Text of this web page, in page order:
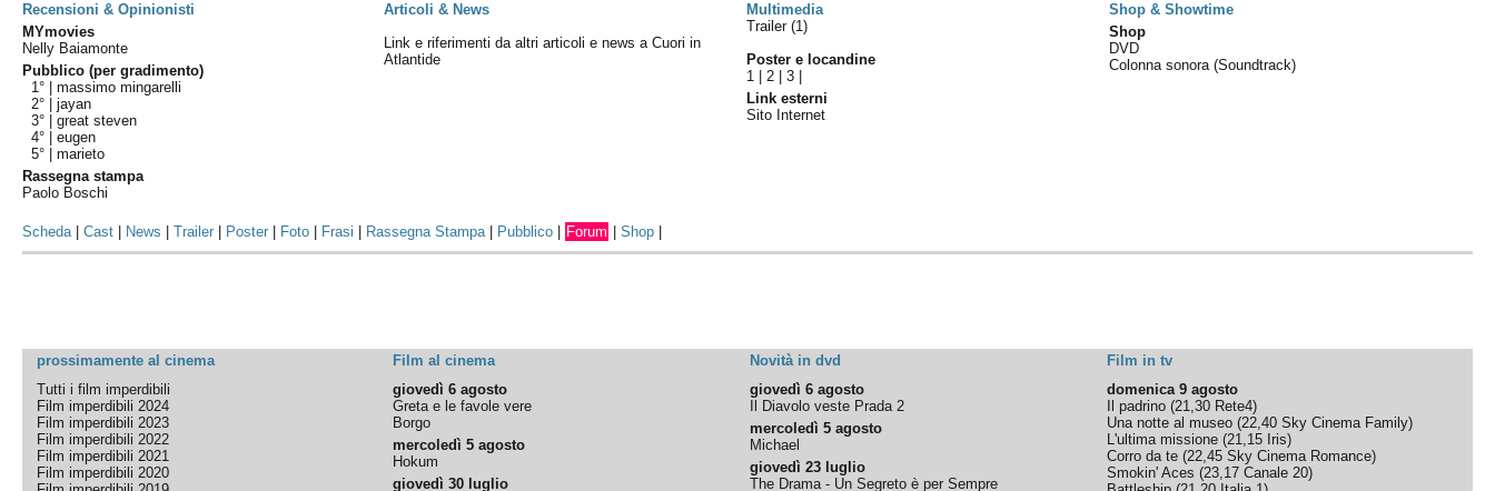
Recensioni & Opinionisti
Articoli & News Multimedia
Shop & Showtime
MYmovies
Nelly Baiamonte
Pubblico (per gradimento)
1° |massimo mingarelli
2° |jayan
3° |great steven
4° |eugen
5° |marieto
Rassegna stampa
Paolo Boschi
Link e riferimenti da altri articoli e news a Cuori in
Atlantide
Trailer (1)
Poster e locandine
1 |2 |3
Link esterni
Sito Internet
Shop
DVD
Colonna sonora (Soundtrack)
Scheda|Cast News |Trailer Poster Foto Frasi Rassegna Stampa| Pubblico Forum |Shop
prossimamente al cinema Film al cinema Novità in dvd
Film in tv
Tutti i film imperdibili
Film imperdibili 2024
Film imperdibili 2023
Film imperdibili 2022
Film imperdibili 2021
Film imperdibili 2020
giovedì 6 agosto
Greta e le favole vere
Borgo
mercoledì 5 agosto
Hokum
giovedì 30 luglio
giovedì 6 agosto
Il Diavolo veste Prada 2
mercoledì 5 agosto
Michael
giovedì 23 luglio
The Drama - Un Segreto è per Sempre
domenica 9 agosto
Il padrino (21,30 Rete4)
Una notte al museo (22,40 Sky Cinema Family)
L'ultima missione (21,15 Iris)
Corro da te (22,45 Sky Cinema Romance)
Smokin' Aces (23,17 Canale 20)